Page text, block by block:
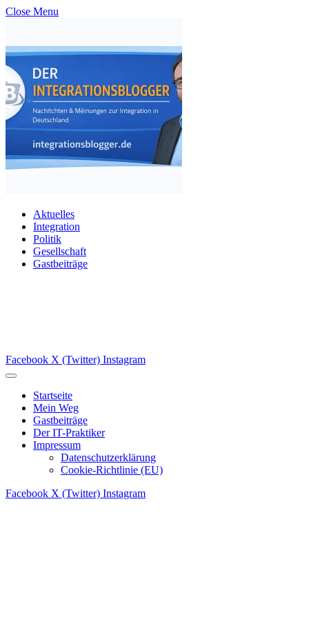
Close Menu
Aktuelles
Integration
Politik
Gesellschaft
Gastbeiträge
Facebook X (Twitter) Instagram
Startseite
Mein Weg
Gastbeiträge
Der IT-Praktiker
Impressum
Datenschutzerklärung
Cookie-Richtlinie (EU)
Facebook X (Twitter) Instagram